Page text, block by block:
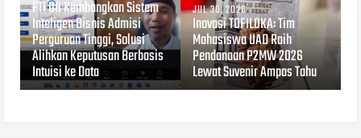
FTI UII Kembangkan Sistem
Inteligen Bisnis Admisi
Perguruan Tinggi, Solusi
Alihkan Keputusan Berbasis
Intuisi ke Data
JUL 30, 2026
Inovasi TOFILOKA: Tim
Mahasiswa UAD Raih
Pendanaan P2MW 2026
Lewat Suvenir Ampas Tahu